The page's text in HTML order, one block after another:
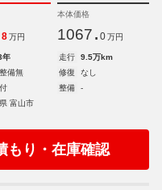
8 万円
本体価格
1067. 0 万円
年 走行
9.5万km
備無 修復
なし
整備
-
富山市
もり・在庫確認